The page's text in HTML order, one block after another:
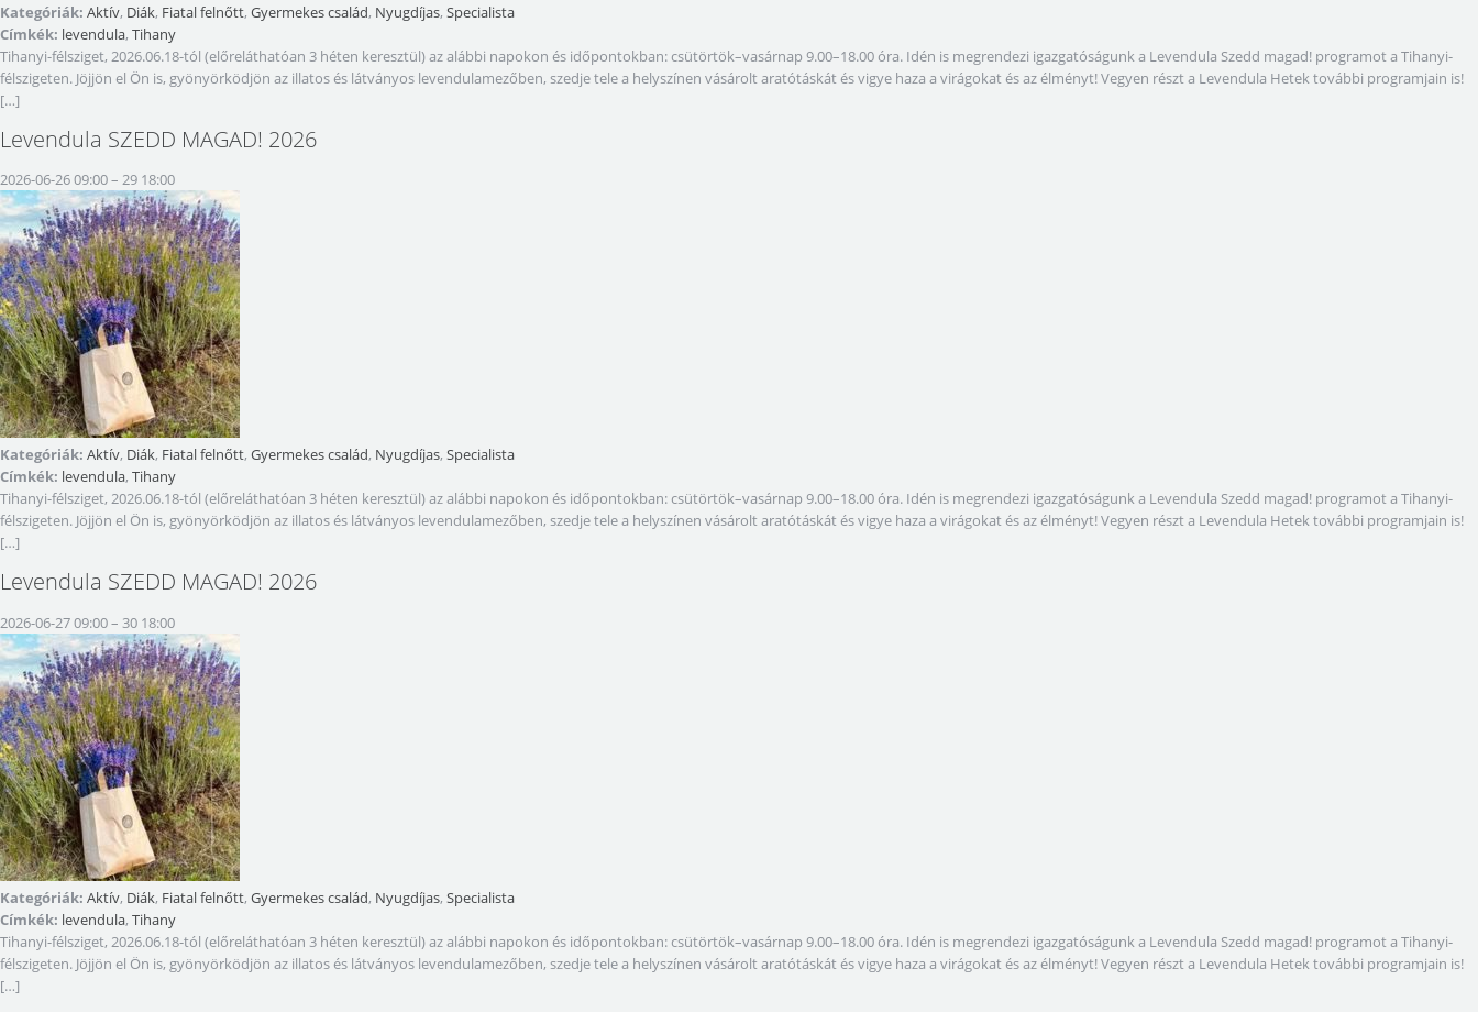
Kategóriák: Aktív, Diák, Fiatal felnőtt, Gyermekes család, Nyugdíjas, Specialista
Címkék: levendula, Tihany
Tihanyi-félsziget, 2026.06.18-tól (előreláthatóan 3 héten keresztül) az alábbi napokon és időpontokban: csütörtök–vasárnap 9.00–18.00 óra. Idén is megrendezi igazgatóságunk a Levendula Szedd magad! programot a Tihanyi-
félszigeten. Jöjjön el Ön is, gyönyörködjön az illatos és látványos levendulamezőben, szedje tele a helyszínen vásárolt aratótáskát és vigye haza a virágokat és az élményt! Vegyen részt a Levendula Hetek további programjain is!
[…]
Levendula SZEDD MAGAD! 2026
2026-06-26 09:00– 29 18:00
Kategóriák: Aktív, Diák, Fiatal felnőtt, Gyermekes család, Nyugdíjas, Specialista
Címkék: levendula, Tihany
Tihanyi-félsziget, 2026.06.18-tól (előreláthatóan 3 héten keresztül) az alábbi napokon és időpontokban: csütörtök–vasárnap 9.00–18.00 óra. Idén is megrendezi igazgatóságunk a Levendula Szedd magad! programot a Tihanyi-
félszigeten. Jöjjön el Ön is, gyönyörködjön az illatos és látványos levendulamezőben, szedje tele a helyszínen vásárolt aratótáskát és vigye haza a virágokat és az élményt! Vegyen részt a Levendula Hetek további programjain is!
[…]
Levendula SZEDD MAGAD! 2026
2026-06-27 09:00– 30 18:00
Kategóriák: Aktív, Diák, Fiatal felnőtt, Gyermekes család, Nyugdíjas, Specialista
Címkék: levendula, Tihany
Tihanyi-félsziget, 2026.06.18-tól (előreláthatóan 3 héten keresztül) az alábbi napokon és időpontokban: csütörtök–vasárnap 9.00–18.00 óra. Idén is megrendezi igazgatóságunk a Levendula Szedd magad! programot a Tihanyi-
félszigeten. Jöjjön el Ön is, gyönyörködjön az illatos és látványos levendulamezőben, szedje tele a helyszínen vásárolt aratótáskát és vigye haza a virágokat és az élményt! Vegyen részt a Levendula Hetek további programjain is!
[…]